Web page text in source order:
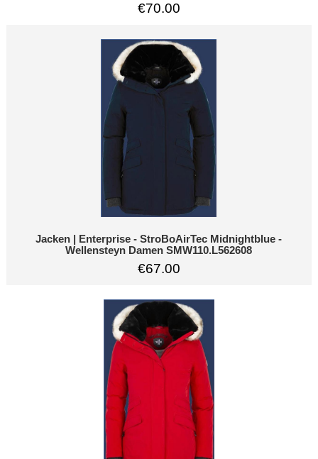
€70.00
Jacken | Enterprise - StroBoAirTec Midnightblue -
Wellensteyn Damen SMW110.L562608
€67.00